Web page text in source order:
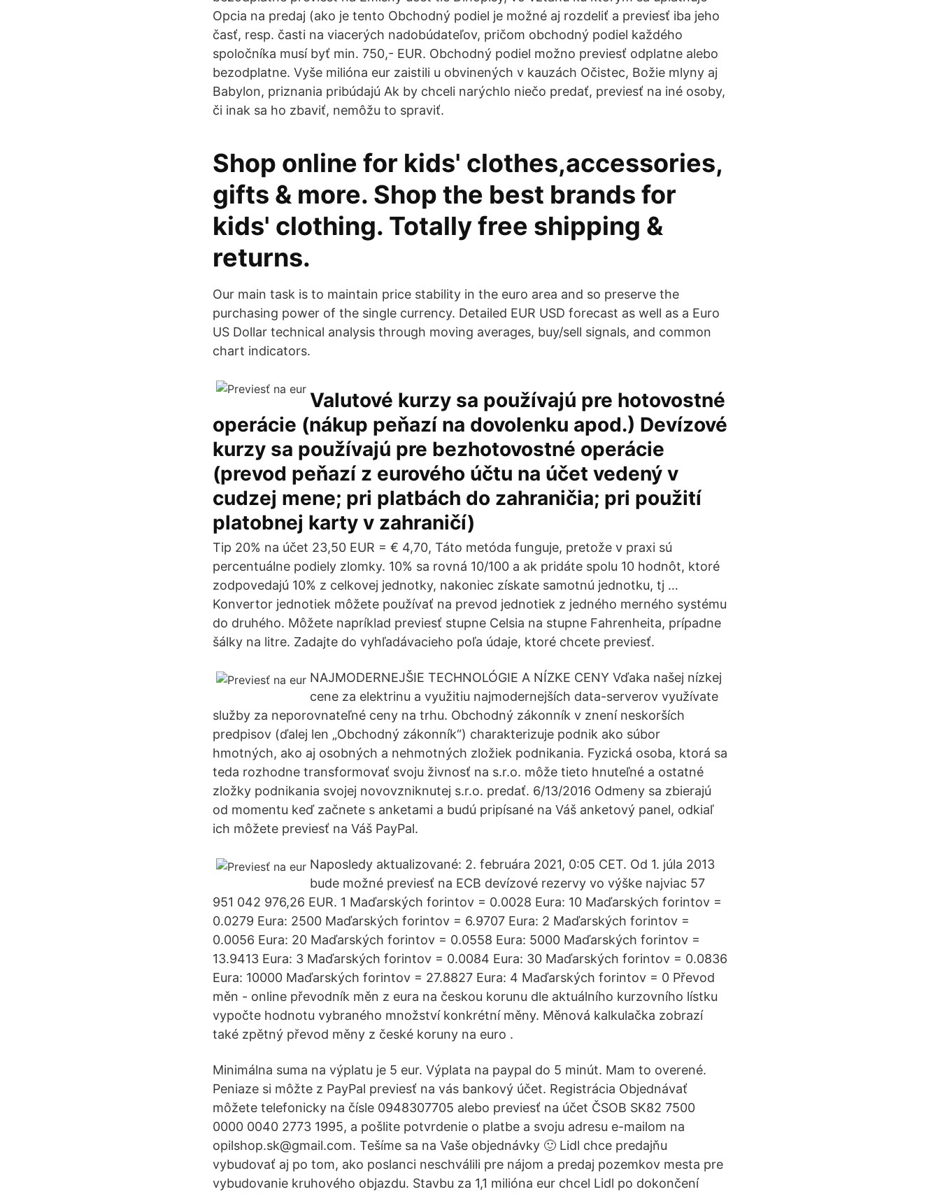
Opcia na predaj (ako je tento Obchodný podiel je možné aj rozdeliť a previesť iba jeho
časť, resp. časti na viacerých nadobúdateľov, pričom obchodný podiel každého
spoločníka musí byť min. 750,- EUR. Obchodný podiel možno previesť odplatne alebo
bezodplatne. Vyše milióna eur zaistili u obvinených v kauzách Očistec, Božie mlyny aj
Babylon, priznania pribúdajú Ak by chceli narýchlo niečo predať, previesť na iné osoby,
či inak sa ho zbaviť, nemôžu to spraviť.
Shop online for kids' clothes,accessories,
gifts & more. Shop the best brands for
kids' clothing. Totally free shipping &
returns.
Our main task is to maintain price stability in the euro area and so preserve the
purchasing power of the single currency. Detailed EUR USD forecast as well as a Euro
US Dollar technical analysis through moving averages, buy/sell signals, and common
chart indicators.
Valutové kurzy sa používajú pre hotovostné
operácie (nákup peňazí na dovolenku apod.) Devízové
kurzy sa používajú pre bezhotovostné operácie
(prevod peňazí z eurového účtu na účet vedený v
cudzej mene; pri platbách do zahraničia; pri použití
platobnej karty v zahraničí)
Tip 20% na účet 23,50 EUR = € 4,70, Táto metóda funguje, pretože v praxi sú
percentuálne podiely zlomky. 10% sa rovná 10/100 a ak pridáte spolu 10 hodnôt, ktoré
zodpovedajú 10% z celkovej jednotky, nakoniec získate samotnú jednotku, tj …
Konvertor jednotiek môžete používať na prevod jednotiek z jedného merného systému
do druhého. Môžete napríklad previesť stupne Celsia na stupne Fahrenheita, prípadne
šálky na litre. Zadajte do vyhľadávacieho poľa údaje, ktoré chcete previesť.
NAJMODERNEJŠIE TECHNOLÓGIE A NÍZKE CENY Vďaka našej nízkej
cene za elektrinu a využitiu najmodernejších data-serverov využívate
služby za neporovnateľné ceny na trhu. Obchodný zákonník v znení neskorších
predpisov (ďalej len „Obchodný zákonník“) charakterizuje podnik ako súbor
hmotných, ako aj osobných a nehmotných zložiek podnikania. Fyzická osoba, ktorá sa
teda rozhodne transformovať svoju živnosť na s.r.o. môže tieto hnuteľné a ostatné
zložky podnikania svojej novovzniknutej s.r.o. predať. 6/13/2016 Odmeny sa zbierajú
od momentu keď začnete s anketami a budú pripísané na Váš anketový panel, odkiaľ
ich môžete previesť na Váš PayPal.
Naposledy aktualizované: 2. februára 2021, 0:05 CET. Od 1. júla 2013
bude možné previesť na ECB devízové rezervy vo výške najviac 57
951 042 976,26 EUR. 1 Maďarských forintov = 0.0028 Eura: 10 Maďarských forintov =
0.0279 Eura: 2500 Maďarských forintov = 6.9707 Eura: 2 Maďarských forintov =
0.0056 Eura: 20 Maďarských forintov = 0.0558 Eura: 5000 Maďarských forintov =
13.9413 Eura: 3 Maďarských forintov = 0.0084 Eura: 30 Maďarských forintov = 0.0836
Eura: 10000 Maďarských forintov = 27.8827 Eura: 4 Maďarských forintov = 0 Převod
měn - online převodník měn z eura na českou korunu dle aktuálního kurzovního lístku
vypočte hodnotu vybraného množství konkrétní měny. Měnová kalkulačka zobrazí
také zpětný převod měny z české koruny na euro .
Minimálna suma na výplatu je 5 eur. Výplata na paypal do 5 minút. Mam to overené.
Peniaze si môžte z PayPal previesť na vás bankový účet. Registrácia Objednávať
môžete telefonicky na čísle 0948307705 alebo previesť na účet ČSOB SK82 7500
0000 0040 2773 1995, a pošlite potvrdenie o platbe a svoju adresu e-mailom na
opilshop.sk@gmail.com. Tešíme sa na Vaše objednávky 🙂 Lidl chce predajňu
vybudovať aj po tom, ako poslanci neschválili pre nájom a predaj pozemkov mesta pre
vybudovanie kruhového objazdu. Stavbu za 1,1 milióna eur chcel Lidl po dokončení